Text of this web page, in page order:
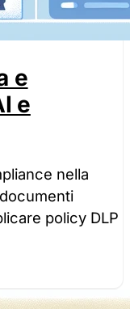
e
e
nella
policy DLP